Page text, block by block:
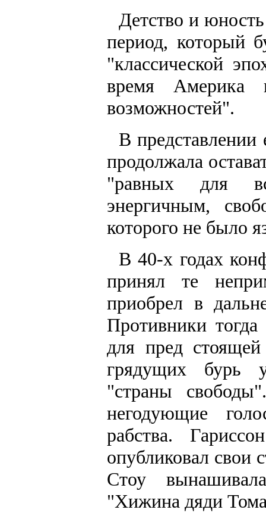
Детство и
период, который
"классической
время Америка
возможностей".
В
продолжала
"равных для
энергичным,
которого не было
В 40-х годах
принял те
приобрел в
Противники
для пред
грядущих бурь
"страны
негодующие
рабства.
опубликовал свои
Стоу
"Хижина дяди